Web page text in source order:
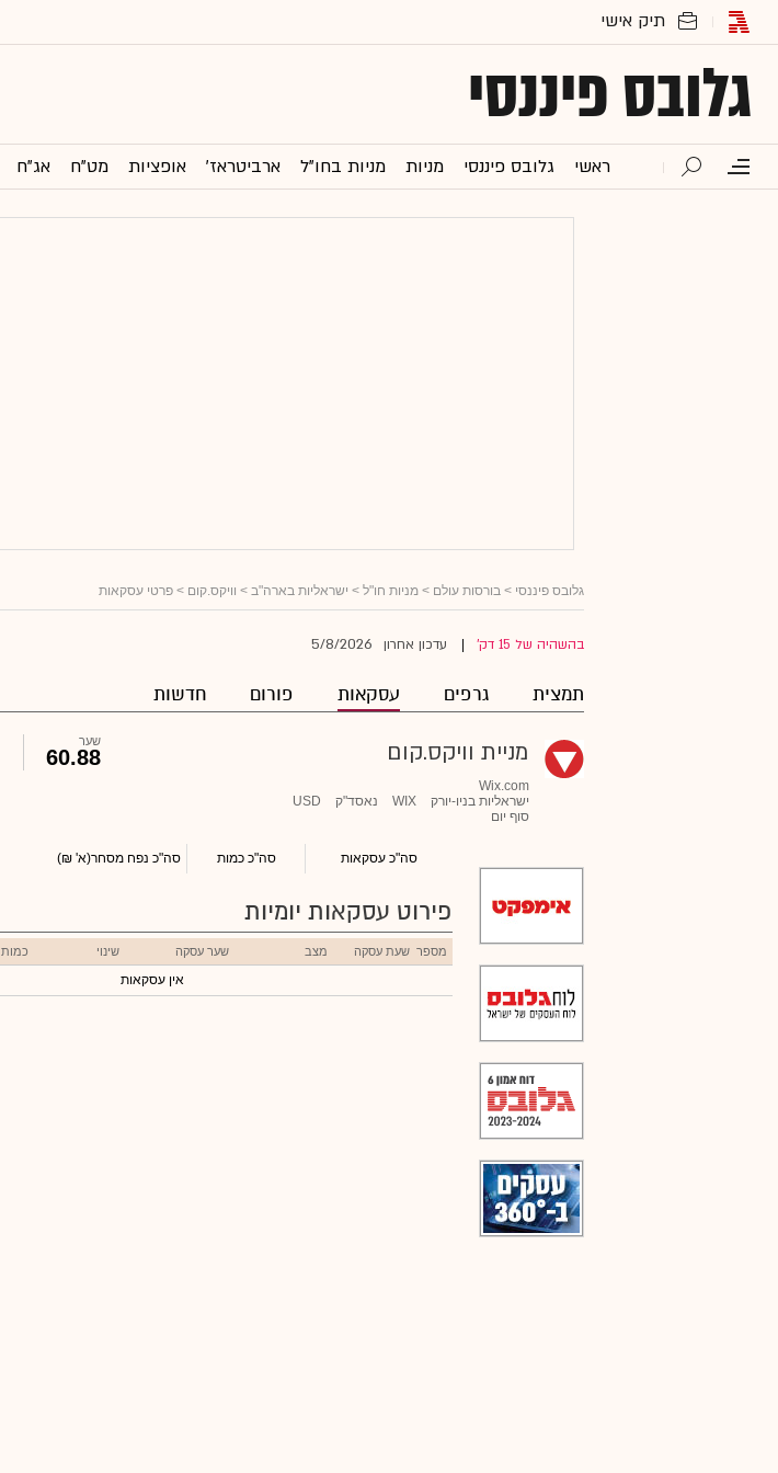
גלובס פיננסי
ראשי גלובס פיננסי מניות מניות בחו"ל ארביטראז' אופציות מט"ח אג"ח
גלובס פיננסי > בורסות עולם > מניות חו"ל > ישראליות בארה"ב > וויקס.קום > פרטי עסקאות
בהשהיה של 15 דק' עדכון אחרון 5/8/2026
תמצית גרפים עסקאות פורום חדשות
מניית וויקס.קום
Wix.com
ישראליות בניו-יורק
WIX נאסד"ק
USD
סוף יום
שער
60.88
סה"כ עסקאות סה"כ כמות סה"כ נפח מסחר(א' ₪)
פירוט עסקאות יומיות
מספר שעת עסקה מצב שער עסקה שינוי כמות
אין עסקאות